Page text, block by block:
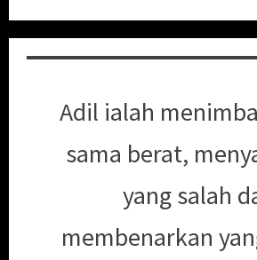
Adil ialah
sama berat,
yang salah
membenarkan